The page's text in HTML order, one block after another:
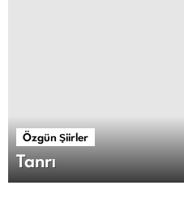
Özgün Şiirler
Tanrı